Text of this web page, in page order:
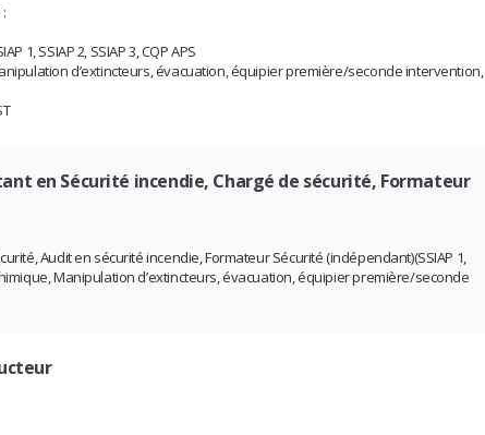
1, SSIAP 2, SSIAP 3, CQP APS
d’extincteurs, évacuation, équipier première/seconde intervention,
en Sécurité incendie, Chargé de sécurité, Formateur
Audit en sécurité incendie, Formateur Sécurité (indépendant)(SSIAP 1,
Manipulation d’extincteurs, évacuation, équipier première/seconde